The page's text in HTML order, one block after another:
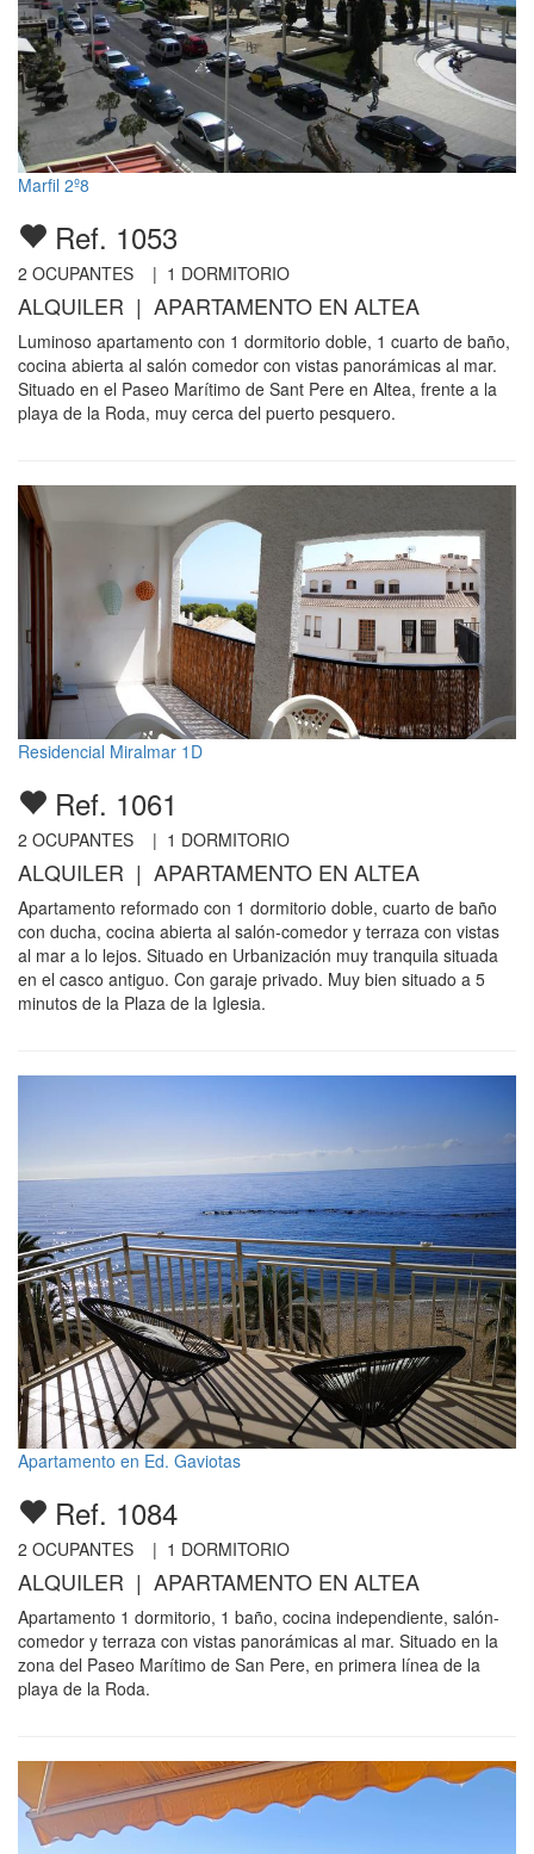
Marfil 2º8
Ref. 1053
2 OCUPANTES | 1 DORMITORIO
ALQUILER | APARTAMENTO EN ALTEA
Luminoso apartamento con 1 dormitorio doble, 1 cuarto de baño,
cocina abierta al salón comedor con vistas panorámicas al mar.
Situado en el Paseo Marítimo de Sant Pere en Altea, frente a la
playa de la Roda, muy cerca del puerto pesquero.
Residencial Miralmar 1D
Ref. 1061
2 OCUPANTES | 1 DORMITORIO
ALQUILER | APARTAMENTO EN ALTEA
Apartamento reformado con 1 dormitorio doble, cuarto de baño
con ducha, cocina abierta al salón-comedor y terraza con vistas
al mar a lo lejos. Situado en Urbanización muy tranquila situada
en el casco antiguo. Con garaje privado. Muy bien situado a 5
minutos de la Plaza de la Iglesia.
Apartamento en Ed. Gaviotas
Ref. 1084
2 OCUPANTES | 1 DORMITORIO
ALQUILER | APARTAMENTO EN ALTEA
Apartamento 1 dormitorio, 1 baño, cocina independiente, salón-
comedor y terraza con vistas panorámicas al mar. Situado en la
zona del Paseo Marítimo de San Pere, en primera línea de la
playa de la Roda.